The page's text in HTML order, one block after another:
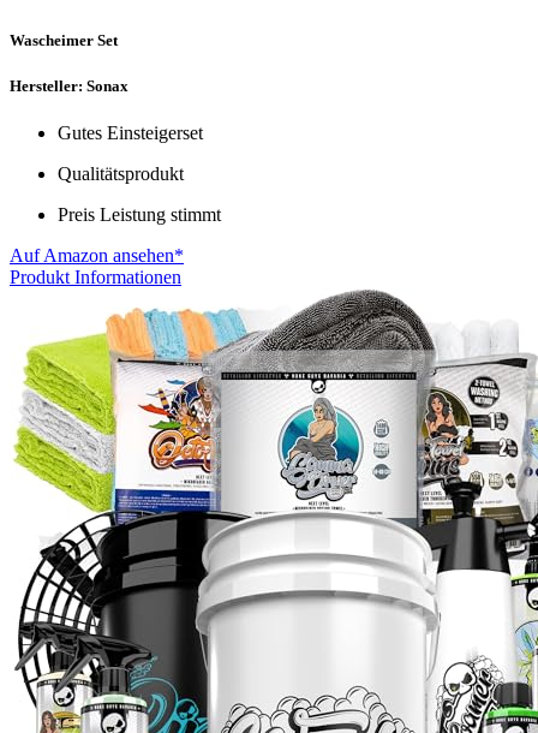
Wascheimer Set
Hersteller: Sonax
Gutes Einsteigerset
Qualitätsprodukt
Preis Leistung stimmt
Auf Amazon ansehen*
Produkt Informationen